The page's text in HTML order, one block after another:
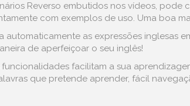
Reverso embutidos nos vídeos,
com exemplos de uso. Uma boa
automaticamente as expressões inglesas
de aperfeiçoar o seu inglês!
funcionalidades facilitam a sua
que pretende aprender, fácil